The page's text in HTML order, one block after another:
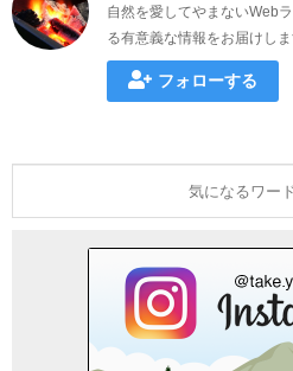
自然を愛してやまないWeb
る有意義な情報をお届けしま
フォローする